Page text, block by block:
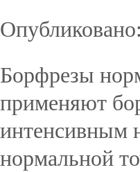
Борфрезы
применяют
интенсивным
нормальной